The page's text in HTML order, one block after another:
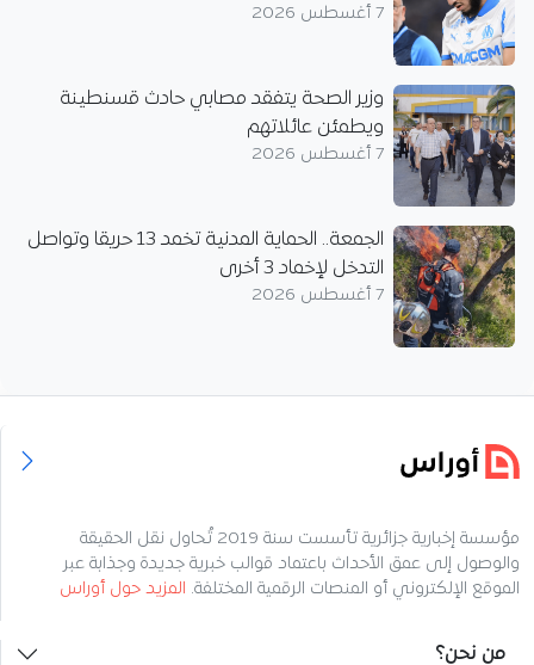
7 أغسطس 2026
وزير الصحة يتفقد مصابي حادث قسنطينة
ويطمئن عائلاتهم
7 أغسطس 2026
الجمعة.. الحماية المدنية تخمد 13 حريقا وتواصل
التدخل لإخماد 3 أخرى
7 أغسطس 2026
مؤسسة إخبارية جزائرية تأسست سنة 2019 تُحاول نقل الحقيقة
والوصول إلى عمق الأحداث باعتماد قوالب خبرية جديدة وجذابة عبر
الموقع الإلكتروني أو المنصات الرقمية المختلفة. المزيد حول أوراس
من نحن؟